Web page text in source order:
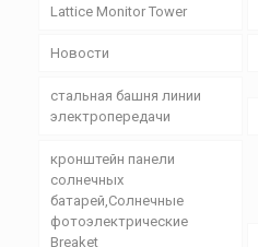
Lattice Monitor Tower
Новости
стальная башня линии
электропередачи
кронштейн панели
солнечных
батарей,Солнечные
фотоэлектрические
Breaket